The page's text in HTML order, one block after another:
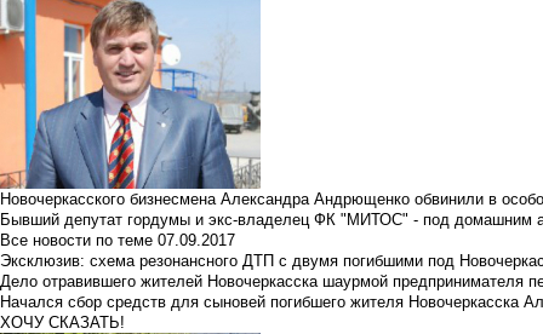
Новочеркасского бизнесмена Александра Андрющенко обвинили в
Бывший депутат гордумы и экс-владелец ФК "МИТОС" - под домашним
Все новости по теме 07.09.2017
Эксклюзив: схема резонансного ДТП с двумя погибшими под
Дело отравившего жителей Новочеркасска шаурмой предпринимателя
Начался сбор средств для сыновей погибшего жителя Новочеркасска
ХОЧУ СКАЗАТЬ!